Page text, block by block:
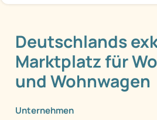
Deutschlands
Marktplatz für
und Wohnwagen
Unternehmen